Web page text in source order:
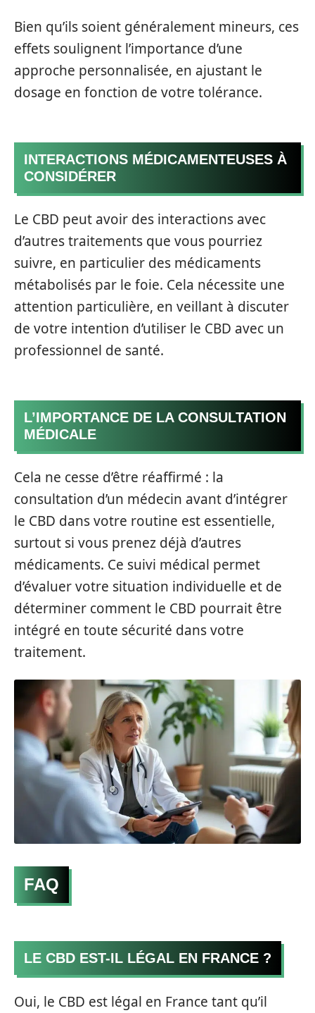
Bien qu’ils soient généralement mineurs, ces
effets soulignent l’importance d’une
approche personnalisée, en ajustant le
dosage en fonction de votre tolérance.
INTERACTIONS MÉDICAMENTEUSES À
CONSIDÉRER
Le CBD peut avoir des interactions avec
d’autres traitements que vous pourriez
suivre, en particulier des médicaments
métabolisés par le foie. Cela nécessite une
attention particulière, en veillant à discuter
de votre intention d’utiliser le CBD avec un
professionnel de santé.
L’IMPORTANCE DE LA CONSULTATION
MÉDICALE
Cela ne cesse d’être réaffirmé : la
consultation d’un médecin avant d’intégrer
le CBD dans votre routine est essentielle,
surtout si vous prenez déjà d’autres
médicaments. Ce suivi médical permet
d’évaluer votre situation individuelle et de
déterminer comment le CBD pourrait être
intégré en toute sécurité dans votre
traitement.
FAQ
LE CBD EST-IL LÉGAL EN FRANCE ?
Oui, le CBD est légal en France tant qu’il